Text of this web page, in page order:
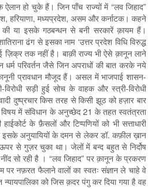
हो चुके हैं। जिन पाँच राज्यों में “लव जिहाद”
हरियाणा, मध्यप्रदेश, असम और कर्नाटक। कहने
की या इसके गठबन्धन से बनी सरकारें क़ायम हैं।
ढंग से इसका नाम ‘उत्तर प्रदेश विधि विरुद्ध
ज़िक्र तक नहीं है। बाक़ी राज्य भी ऐसे क़ानून लाने
परिवर्तन जैसे जिन अपराधों की बात करके नये
प्रावधान मौजूद हैं। असल में भाजपाई शासन-
सड़ी हुई सोच के वाहक और स्त्री-विरोधी
दुष्प्रचार किस तरह से किसी झूठ को हज़ार बार
में संविधान के अनुच्छेद 21 के तहत स्वतंत्रता
के फ़ैसलों और टिप्पणियों को भी सत्ताधारी
इसके अनुयायियों के दमन से लेकर डॉ. कफ़ील ख़ान
से गुज़र चुका था। जेलों में बन्द बहुत से निर्दोष
नींद सो रही है । “लव जिहाद” पर क़ानून के प्रकरण
पर नफ़रत फैलाने वालों का स्वतः संज्ञान ले चाहे वे
को जिस क़दर पंगु कर दिया गया है वह